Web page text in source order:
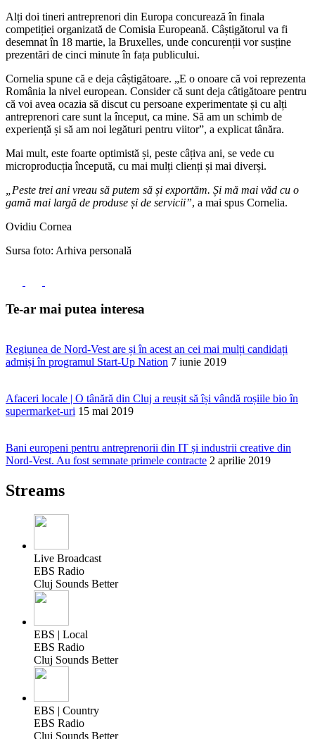
Alți doi tineri antreprenori din Europa concurează în finala
competiției organizată de Comisia Europeană. Câștigătorul va fi
desemnat în 18 martie, la Bruxelles, unde concurenții vor susține
prezentări de cinci minute în fața publicului.
Cornelia spune că e deja câștigătoare. „E o onoare că voi reprezenta
România la nivel european. Consider că sunt deja câtigătoare pentru
că voi avea ocazia să discut cu persoane experimentate și cu alți
antreprenori care sunt la început, ca mine. Să am un schimb de
experiență și să am noi legături pentru viitor”, a explicat tânăra.
Mai mult, este foarte optimistă și, peste câțiva ani, se vede cu
microproducția începută, cu mai mulți clienți și mai diverși.
„Peste trei ani vreau să putem să și exportăm. Și mă mai văd cu o
gamă mai largă de produse și de servicii”, a mai spus Cornelia.
Ovidiu Cornea
Sursa foto: Arhiva personală
Te-ar mai putea interesa
Regiunea de Nord-Vest are și în acest an cei mai mulți candidați
admiși în programul Start-Up Nation 7 iunie 2019
Afaceri locale | O tânără din Cluj a reușit să își vândă roșiile bio în
supermarket-uri 15 mai 2019
Bani europeni pentru antreprenorii din IT și industrii creative din
Nord-Vest. Au fost semnate primele contracte 2 aprilie 2019
Streams
Live Broadcast
EBS Radio
Cluj Sounds Better
EBS | Local
EBS Radio
Cluj Sounds Better
EBS | Country
EBS Radio
Cluj Sounds Better